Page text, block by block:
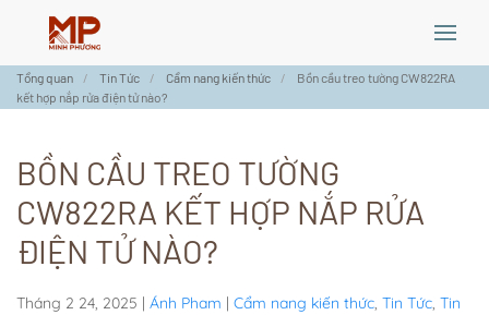
Skip
to
content
Tổng quan Tin Tức Cẩm nang kiến thức
Bồn cầu treo tường CW822RA
kết hợp nắp rửa điện tử nào?
BỒN CẦU TREO TƯỜNG
CW822RA KẾT HỢP NẮP RỬA
ĐIỆN TỬ NÀO?
Tháng 2 24, 2025 | Ánh Pham | Cẩm nang kiến thức, Tin Tức, Tin